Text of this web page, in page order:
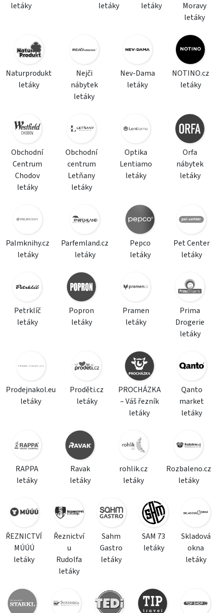
letáky
letáky
letáky
Moravy
letáky
Naturprodukt
letáky
Nejči
nábytek
letáky
Nev-Dama
letáky
NOTINO.cz
letáky
Obchodní
Centrum
Chodov
letáky
Obchodní
centrum
Letňany
letáky
Optika
Lentiamo
letáky
Orfa
nábytek
letáky
Palmknihy.cz
letáky
Parfemland.cz
letáky
Pepco
letáky
Pet Center
letáky
Petrklíč
letáky
Popron
letáky
Pramen
letáky
Prima
Drogerie
letáky
Prodejnakol.eu
letáky
Proděti.cz
letáky
PROCHÁZKA
– Váš řezník
letáky
Qanto
market
letáky
RAPPA
letáky
Ravak
letáky
rohlik.cz
letáky
Rozbaleno.cz
letáky
ŘEZNICTVÍ
MÚÚÚ
letáky
Řeznictví
u
Rudolfa
letáky
Sahm
Gastro
letáky
SAM 73
letáky
Skladová
okna
letáky